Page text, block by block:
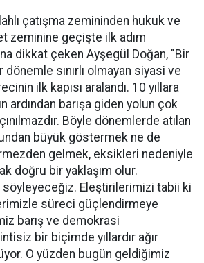
çatışma zemininden hukuk ve
zeminine geçişte ilk adım
dikkat çeken Ayşegül Doğan, "Bir
dönemle sınırlı olmayan siyasi ve
ilk kapısı aralandı. 10 yıllara
ardından barışa giden yolun çok
Böyle dönemlerde atılan
büyük göstermek ne de
gelmek, eksikleri nedeniyle
doğru bir yaklaşım olur.
Eleştirilerimizi tabii ki
süreci güçlendirmeye
barış ve demokrasi
bir biçimde yıllardır ağır
O yüzden bugün geldiğimiz